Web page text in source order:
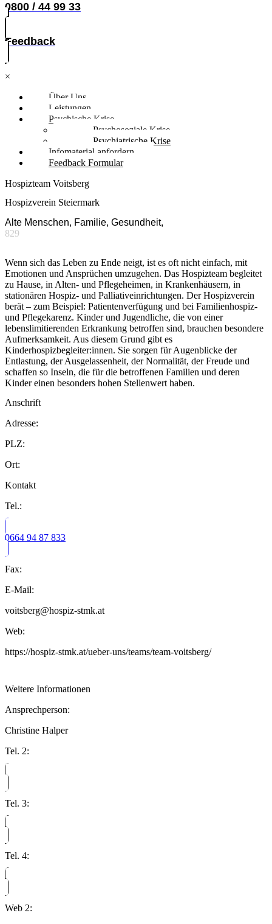
0800 / 44 99 33
Feedback
×
Über Uns
Leistungen
Psychische Krise
Psychosoziale Krise
Psychiatrische Krise
Infomaterial anfordern
Feedback Formular
Hospizteam Voitsberg
Hospizverein Steiermark
Alte Menschen, Familie, Gesundheit,
829
Wenn sich das Leben zu Ende neigt, ist es oft nicht einfach, mit
Emotionen und Ansprüchen umzugehen. Das Hospizteam begleitet
zu Hause, in Alten- und Pflegeheimen, in Krankenhäusern, in
stationären Hospiz- und Palliativeinrichtungen. Der Hospizverein
berät – zum Beispiel: Patientenverfügung und bei Familienhospiz-
und Pflegekarenz. Kinder und Jugendliche, die von einer
lebenslimitierenden Erkrankung betroffen sind, brauchen besondere
Aufmerksamkeit. Aus diesem Grund gibt es
Kinderhospizbegleiter:innen. Sie sorgen für Augenblicke der
Entlastung, der Ausgelassenheit, der Normalität, der Freude und
schaffen so Inseln, die für die betroffenen Familien und deren
Kinder einen besonders hohen Stellenwert haben.
Anschrift
Adresse:
PLZ:
Ort:
Kontakt
Tel.:
0664 94 87 833
Fax:
E-Mail:
voitsberg@hospiz-stmk.at
Web:
https://hospiz-stmk.at/ueber-uns/teams/team-voitsberg/
Weitere Informationen
Ansprechperson:
Christine Halper
Tel. 2:
Tel. 3:
Tel. 4:
Web 2: